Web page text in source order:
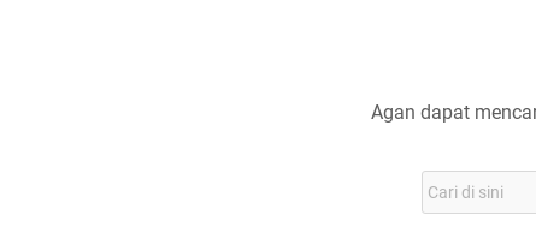
Agan dapat